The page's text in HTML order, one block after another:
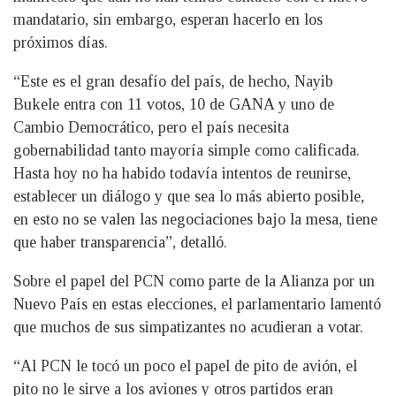
mandatario, sin embargo, esperan hacerlo en los
próximos días.
“Este es el gran desafío del país, de hecho, Nayib
Bukele entra con 11 votos, 10 de GANA y uno de
Cambio Democrático, pero el país necesita
gobernabilidad tanto mayoría simple como calificada.
Hasta hoy no ha habido todavía intentos de reunirse,
establecer un diálogo y que sea lo más abierto posible,
en esto no se valen las negociaciones bajo la mesa, tiene
que haber transparencia”, detalló.
Sobre el papel del PCN como parte de la Alianza por un
Nuevo País en estas elecciones, el parlamentario lamentó
que muchos de sus simpatizantes no acudieran a votar.
“Al PCN le tocó un poco el papel de pito de avión, el
pito no le sirve a los aviones y otros partidos eran